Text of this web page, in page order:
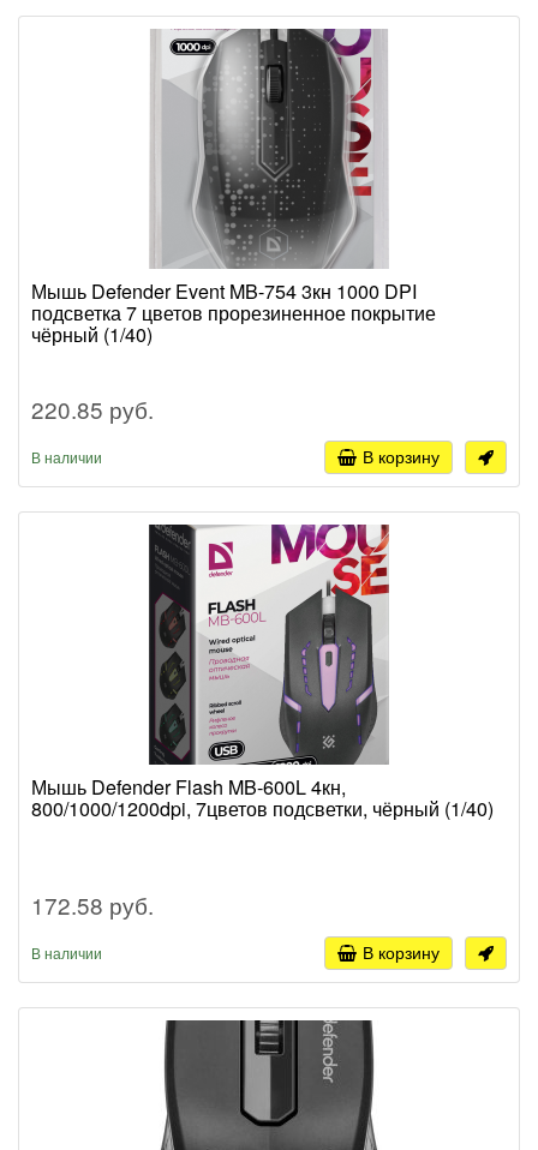
Мышь Defender Event MB-754 3кн 1000 DPI
подсветка 7 цветов прорезиненное покрытие
чёрный (1/40)
220.85 руб.
В наличии В корзину
Мышь Defender Flash MB-600L 4кн,
800/1000/1200dpi, 7цветов подсветки, чёрный (1/40)
172.58 руб.
В наличии В корзину